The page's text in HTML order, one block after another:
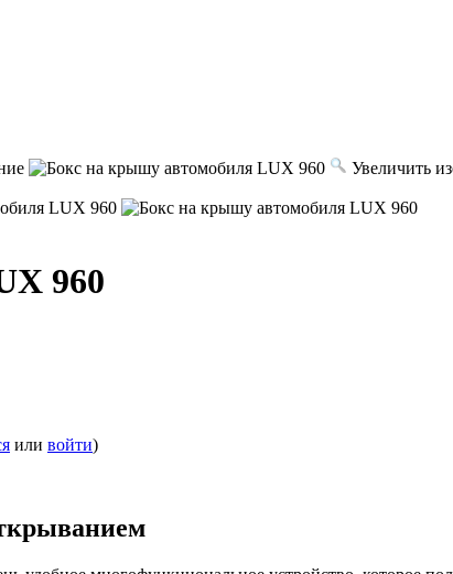
Увеличить
960
или войти)